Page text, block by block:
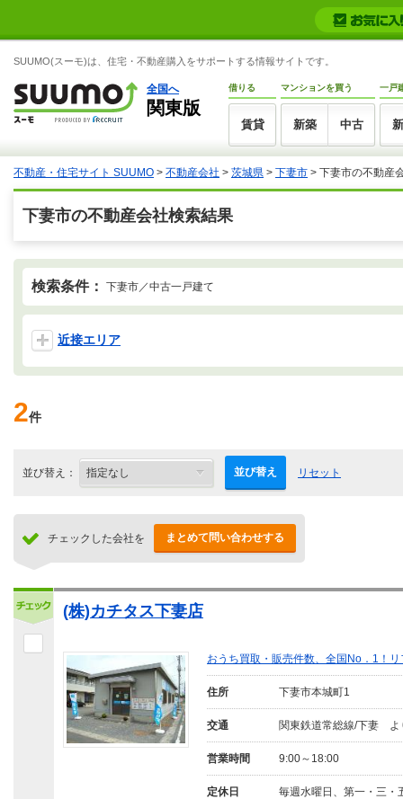
SUUMO(スーモ)は、住宅・不動産購入をサポートする情報サイトです。
全国へ
関東版
借りる
賃貸
マンションを買う
新築 中古
一戸
不動産・住宅サイト SUUMO > 不動産会社 > 茨城県 > 下妻市 > 下妻市の不動産
下妻市の不動産会社検索結果
検索条件： 下妻市／中古一戸建て
近接エリア
2件
並び替え： 並び替え リセット
チェックした会社を まとめて問い合わせする
(株)カチタス下妻店
おうち買取・販売件数、全国No．1！
住所 下妻市本城町1
交通 関東鉄道常総線/下妻 よ
営業時間 9:00～18:00
定休日 毎週水曜日、第一・三